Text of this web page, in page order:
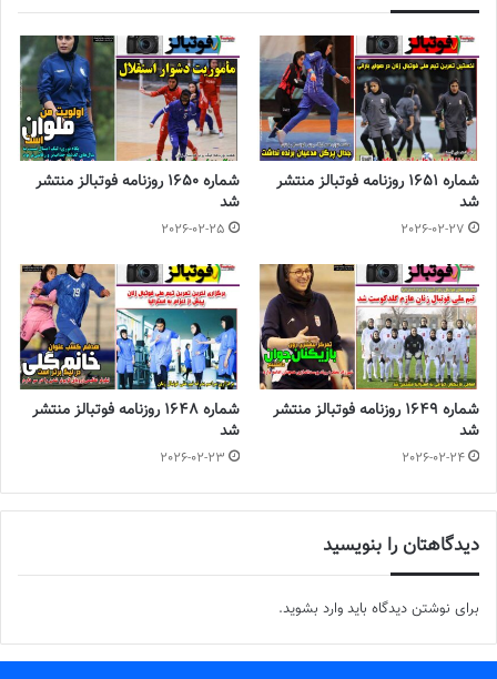
شماره 1651 روزنامه فوتبالز منتشر
شد
2026-02-27
شماره 1650 روزنامه فوتبالز منتشر
شد
2026-02-25
شماره 1649 روزنامه فوتبالز منتشر
شد
2026-02-24
شماره 1648 روزنامه فوتبالز منتشر
شد
2026-02-23
دیدگاهتان را بنویسید
برای نوشتن دیدگاه باید وارد بشوید.